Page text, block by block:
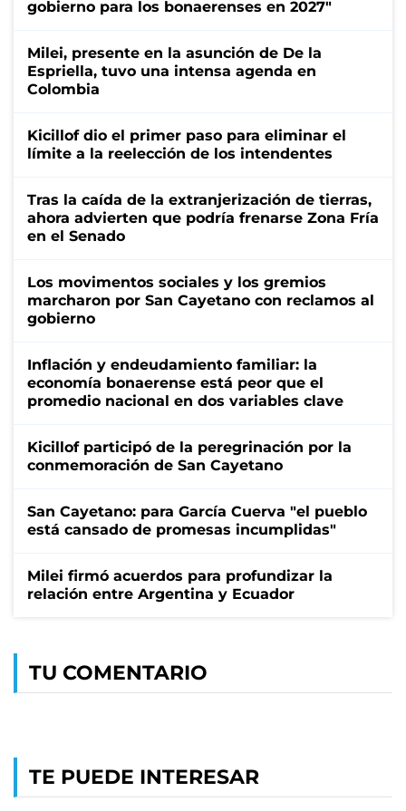
gobierno para los bonaerenses en 2027"
Milei, presente en la asunción de De la
Espriella, tuvo una intensa agenda en
Colombia
Kicillof dio el primer paso para eliminar el
límite a la reelección de los intendentes
Tras la caída de la extranjerización de tierras,
ahora advierten que podría frenarse Zona Fría
en el Senado
Los movimentos sociales y los gremios
marcharon por San Cayetano con reclamos al
gobierno
Inflación y endeudamiento familiar: la
economía bonaerense está peor que el
promedio nacional en dos variables clave
Kicillof participó de la peregrinación por la
conmemoración de San Cayetano
San Cayetano: para García Cuerva "el pueblo
está cansado de promesas incumplidas"
Milei firmó acuerdos para profundizar la
relación entre Argentina y Ecuador
TU COMENTARIO
TE PUEDE INTERESAR